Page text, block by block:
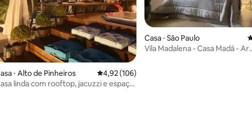
média de 5, 105 avaliações
⋅ Alto de Pinheiros 4,92 de uma avaliação média de 5, 106
4,92 (106)
linda com rooftop, jacuzzi e espaço
Casa ⋅ São Paulo
Vila Madalena - Casa Madá - Ar